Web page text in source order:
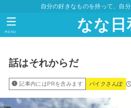
自分の好きなものを持って、自
なな日
MENU
話はそれからだ
記事内にはPRを含みます バイクさんぽ